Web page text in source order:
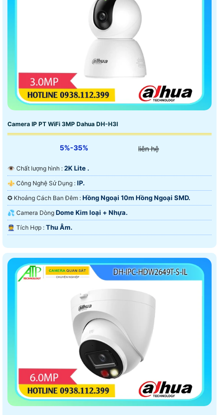
Camera IP PT WiFi 3MP Dahua DH-H3I
5%-35% liên hệ
👁 Chất lượng hình : 2K Lite .
⚜️ Công Nghệ Sử Dụng : IP.
✪ Khoảng Cách Ban Đêm : Hồng Ngoại 10m Hồng Ngoại SMD.
💦 Camera Dòng Dome Kim loại + Nhựa.
️👮 Tích Hợp : Thu Âm.